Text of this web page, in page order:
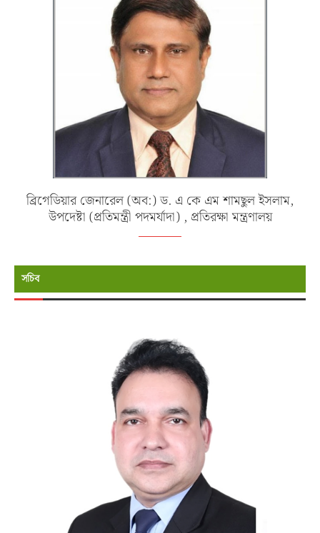
ব্রিগেডিয়ার জেনারেল (অব:) ড. এ কে এম শামছুল ইসলাম,
উপদেষ্টা (প্রতিমন্ত্রী পদমর্যাদা) , প্রতিরক্ষা মন্ত্রণালয়
সচিব